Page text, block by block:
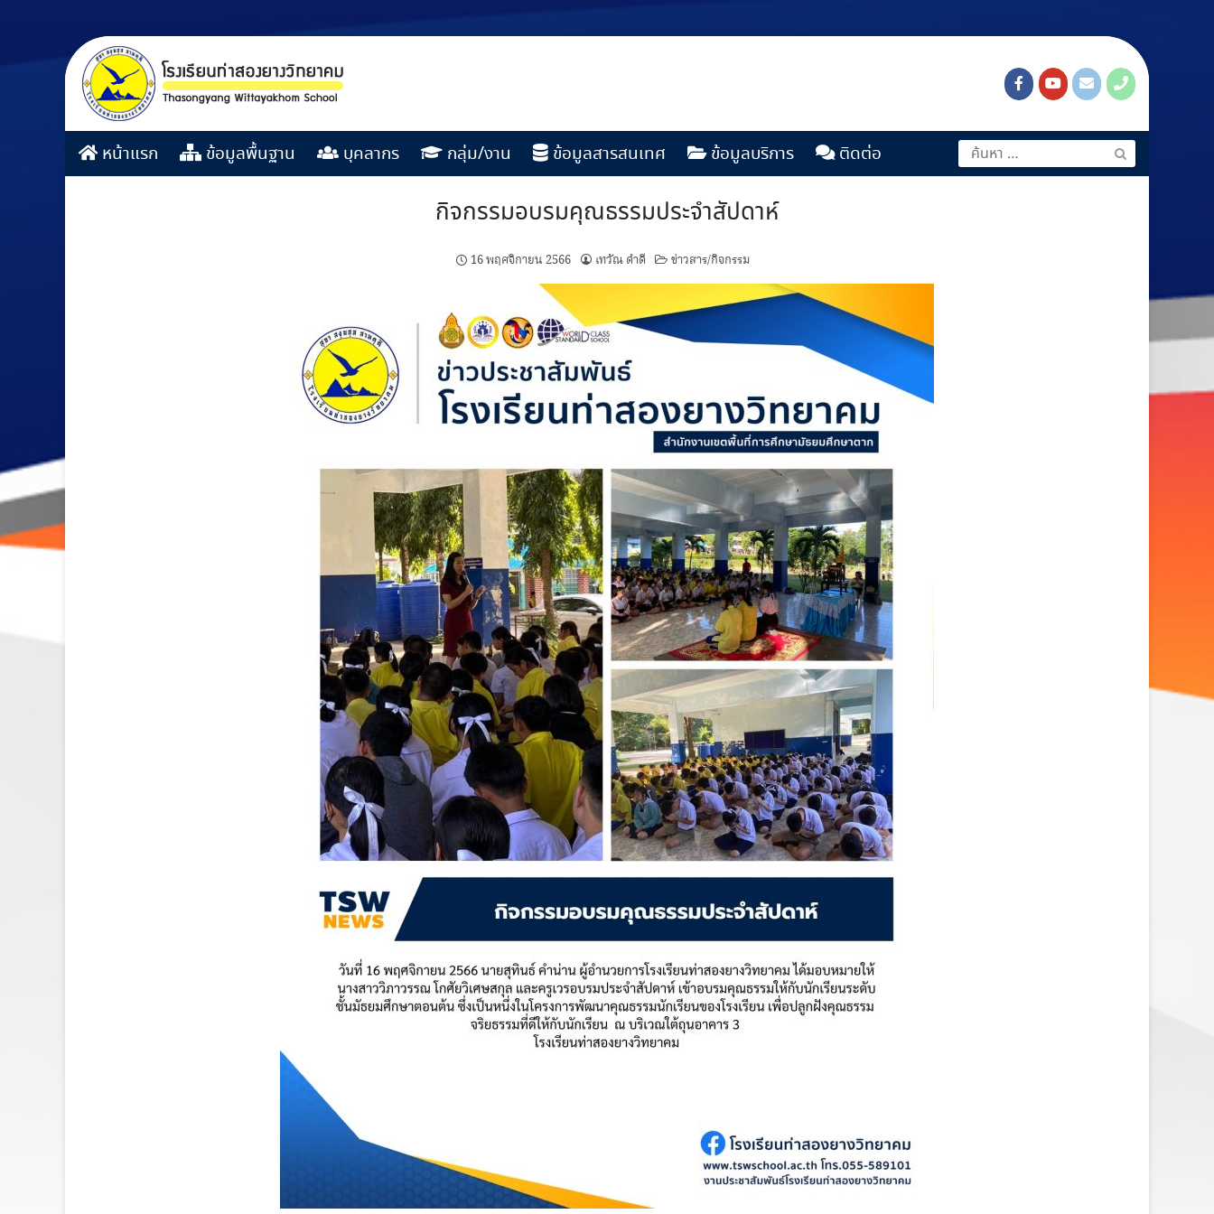
หน้าแรก ข้อมูลพื้นฐาน บุคลากร กลุ่ม/งาน ข้อมูลสารสนเทศ ข้อมูลบริการ ติดต่อ
กิจกรรมอบรมคุณธรรมประจำสัปดาห์
16 พฤศจิกายน 2566 เทวัณ ดำดี ข่าวสาร/กิจกรรม